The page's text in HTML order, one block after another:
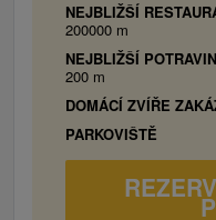
NEJBLIŽŠÍ
200000 m
NEJBLIŽŠÍ
200 m
DOMÁCÍ ZVÍŘE
PARKOVIŠTĚ